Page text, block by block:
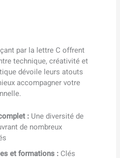
par la lettre C offrent
technique, créativité et
dévoile leurs atouts
accompagner votre
: Une diversité de
de nombreux
et formations : Clés